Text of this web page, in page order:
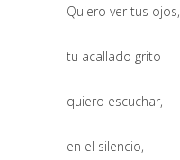
Quiero ver tus ojos,
tu acallado grito
quiero escuchar,
en el silencio,